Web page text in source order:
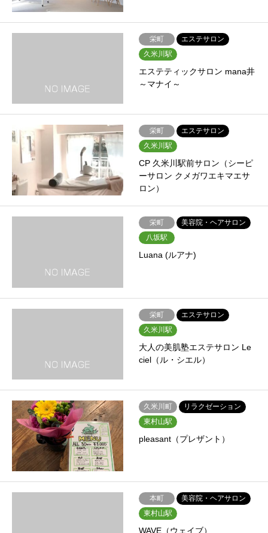
栄町
エステサロン
久米川駅
エステティックサロン mana井
～マナイ～
栄町
エステサロン
久米川駅
CP 久米川駅前サロン（シーピ
ーサロン クメガワエキマエサ
ロン）
栄町
美容院・ヘアサロン
八坂駅
Luana (ルアナ)
栄町
エステサロン
久米川駅
大人の美肌塾エステサロン Le
ciel（ル・シエル）
久米川町
リラクゼーション
東村山駅
pleasant（プレザント）
本町
美容院・ヘアサロン
東村山駅
WAVE（ウェイブ）